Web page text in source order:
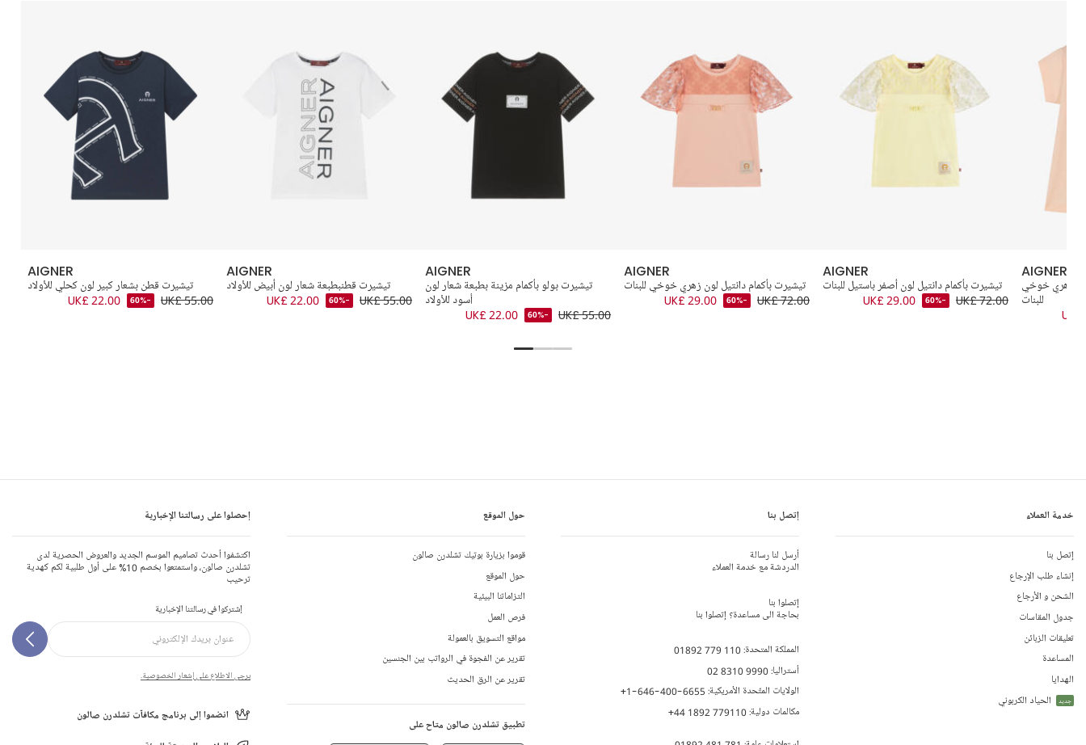
AIGNER
تيشيرت قطن بشعار كبير لون كحلي للأولاد
UK£ 55.00
-60%
UK£ 22.00
AIGNER
تيشيرت قطنبطبعة شعار لون أبيض للأولاد
UK£ 55.00
-60%
UK£ 22.00
AIGNER
تيشيرت بولو بأكمام مزينة بطبعة شعار لون
أسود للأولاد
UK£ 55.00
-60%
UK£ 22.00
AIGNER
تيشيرت بأكمام دانتيل لون زهري خوخي للبنات
UK£ 72.00
-60%
UK£ 29.00
AIGNER
تيشيرت بأكمام دانتيل لون أصفر باستيل للبنات
UK£ 72.00
-60%
UK£ 29.00
AIGNER
زهري خوخي
للبنات
خدمة العملاء
إتصل بنا
إنشاء طلب الإرجاع
الشحن و الأرجاع
جدول المقاسات
تعليقات الزبائن
المساعدة
الهدايا
جديد الحياد الكربوني
إتصل بنا
أرسل لنا رسالة
الدردشة مع خدمة العملاء
إتصلوا بنا
بحاجة الى مساعدة؟ إتصلوا بنا
المملكة المتحدة:01892 779 110
أستراليا:02 8310 9990
الولايات المتّحدة الأمريكية: +1-646-400-6655
مكالمات دولية:+44 1892 779110
حول الموقع
قوموا بزيارة بوتيك تشلدرن صالون
حول الموقع
التزاماتنا البيئية
فرص العمل
مواقع التسويق بالعمولة
تقرير عن الفجوة في الرواتب بين الجنسين
تقرير عن الرق الحديث
تطبيق تشلدرن صالون متاح على
إحصلوا على رسالتنا الإخبارية
اكتشفوا أحدث تصاميم الموسم الجديد والعروض الحصرية لدى
تشلدرن صالون، واستمتعوا بخصم 10% على أول طلبية لكم كهدية
ترحيب
إشتركوا في رسالتنا الإخبارية
يرجى الاطلاع على إشعار الخصوصية.
انضموا إلى برنامج مكافآت تشلدرن صالون